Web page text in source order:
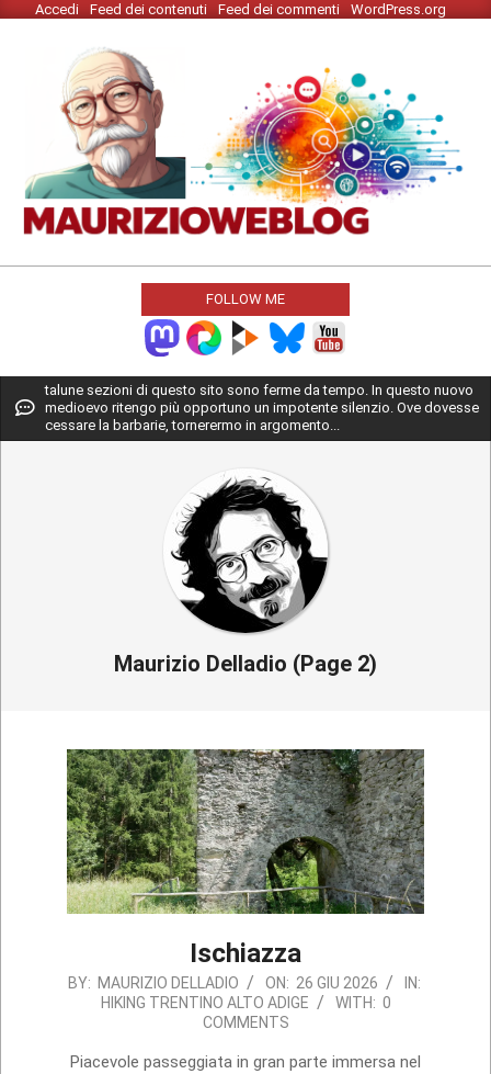
Skip Accedi Feed dei contenuti Feed dei commenti WordPress.org
MAURIZIO
WEBLOG
FOLLOW ME
Primary
Navigation
Menu
talune sezioni di questo sito sono ferme da tempo. In questo nuovo
medioevo ritengo più opportuno un impotente silenzio. Ove dovesse
cessare la barbarie, tornerermo in argomento...
Maurizio Delladio (Page 2)
Ischiazza
2026-
BY: MAURIZIO DELLADIO ON: 26 GIU 2026
IN:
HIKING TRENTINO ALTO ADIGE
WITH: 0
COMMENTS
Piacevole passeggiata in gran parte immersa nel